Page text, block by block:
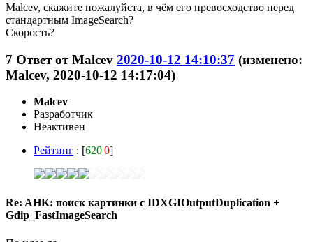
Malcev, скажите пожалуйста, в чём его превосходство перед
стандартным ImageSearch?
Скорость?
7 Ответ отMalcev 2020-10-12 14:10:37 (изменено:
Malcev, 2020-10-12 14:17:04)
Malcev
Разработчик
Неактивен
Рейтинг : [620|0]
Re: AHK: поиск картинки с IDXGIOutputDuplication +
Gdip_FastImageSearch